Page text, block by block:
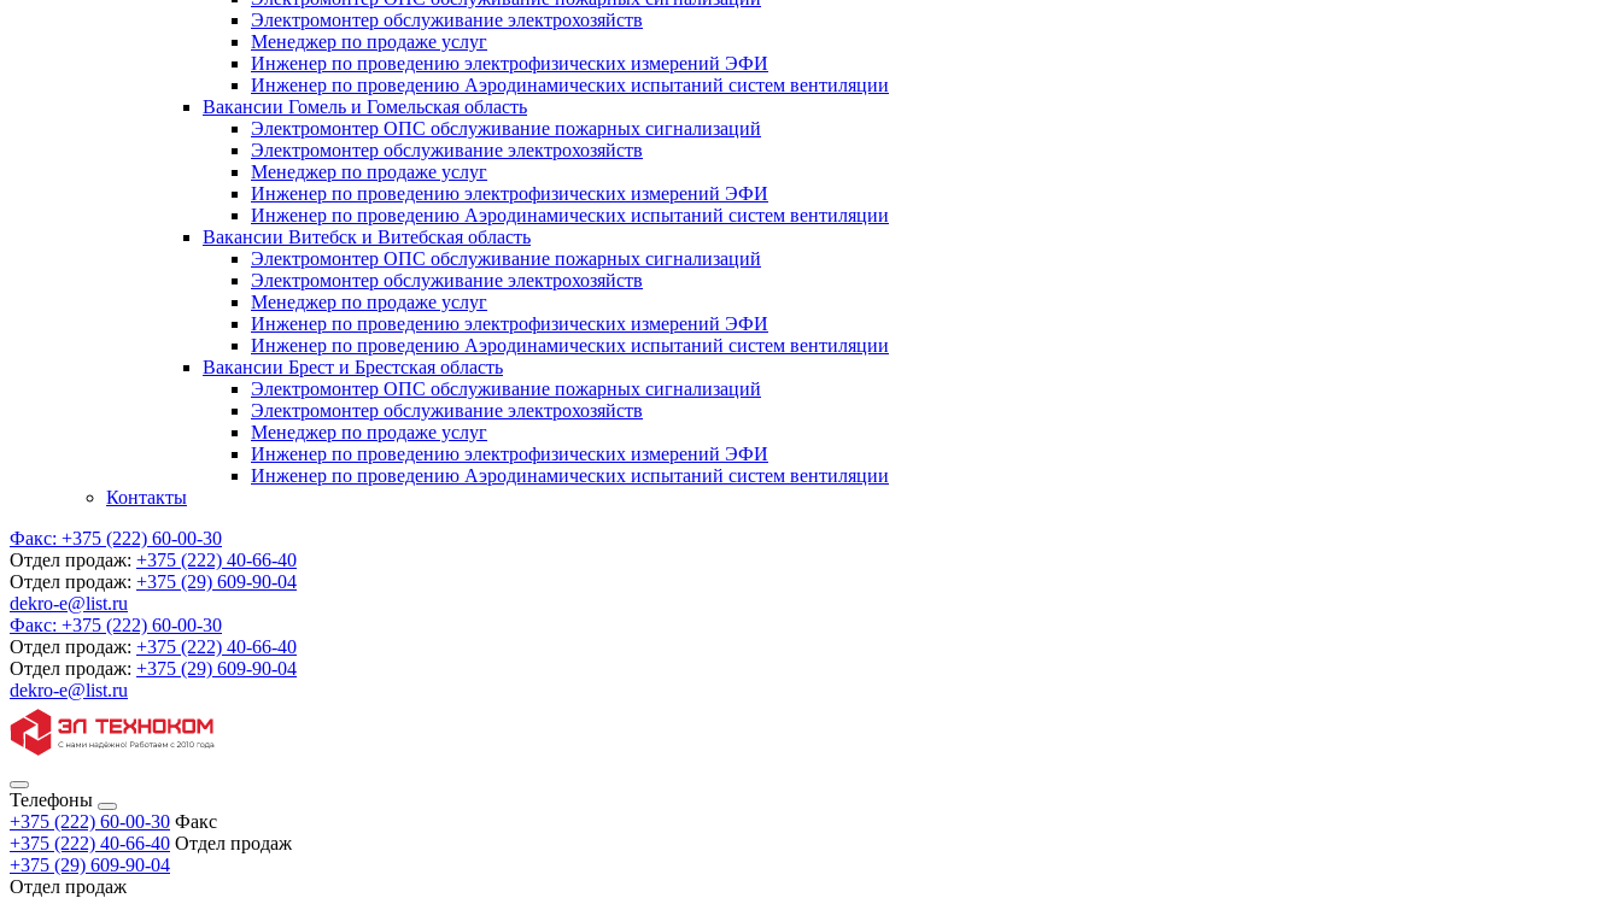
Электромонтер обслуживание электрохозяйств
Менеджер по продаже услуг
Инженер по проведению электрофизических измерений ЭФИ
Инженер по проведению Аэродинамических испытаний систем вентиляции
Вакансии Гомель и Гомельская область
Электромонтер ОПС обслуживание пожарных сигнализаций
Электромонтер обслуживание электрохозяйств
Менеджер по продаже услуг
Инженер по проведению электрофизических измерений ЭФИ
Инженер по проведению Аэродинамических испытаний систем вентиляции
Вакансии Витебск и Витебская область
Электромонтер ОПС обслуживание пожарных сигнализаций
Электромонтер обслуживание электрохозяйств
Менеджер по продаже услуг
Инженер по проведению электрофизических измерений ЭФИ
Инженер по проведению Аэродинамических испытаний систем вентиляции
Вакансии Брест и Брестская область
Электромонтер ОПС обслуживание пожарных сигнализаций
Электромонтер обслуживание электрохозяйств
Менеджер по продаже услуг
Инженер по проведению электрофизических измерений ЭФИ
Инженер по проведению Аэродинамических испытаний систем вентиляции
Контакты
Факс: +375 (222) 60-00-30
Отдел продаж: +375 (222) 40-66-40
Отдел продаж: +375 (29) 609-90-04
dekro-e@list.ru
Факс: +375 (222) 60-00-30
Отдел продаж: +375 (222) 40-66-40
Отдел продаж: +375 (29) 609-90-04
dekro-e@list.ru
Телефоны
+375 (222) 60-00-30 Факс
+375 (222) 40-66-40 Отдел продаж
+375 (29) 609-90-04
Отдел продаж